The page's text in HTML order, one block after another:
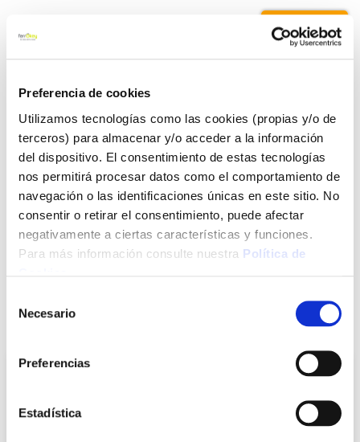
Preferencia de cookies
Utilizamos tecnologías como las cookies (propias y/o de
terceros) para almacenar y/o acceder a la información
del dispositivo. El consentimiento de estas tecnologías
nos permitirá procesar datos como el comportamiento de
navegación o las identificaciones únicas en este sitio. No
consentir o retirar el consentimiento, puede afectar
negativamente a ciertas características y funciones.
Para más información consulte nuestra Política de
Necesario
Preferencias
Estadística
0,33 €
Click&Collect - Recogida gratis
en nuestras tiendas
Envío a domicilio:
5 días hábiles
+ INFO